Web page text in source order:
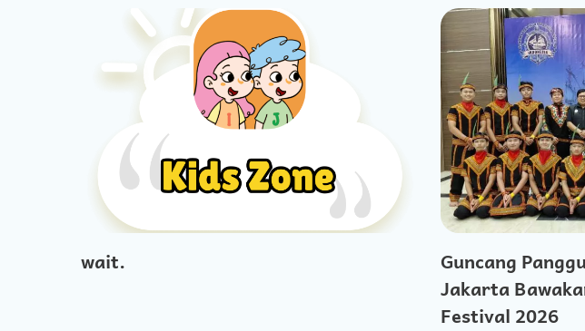
wait.
Guncang
Jakarta
Festival 2026